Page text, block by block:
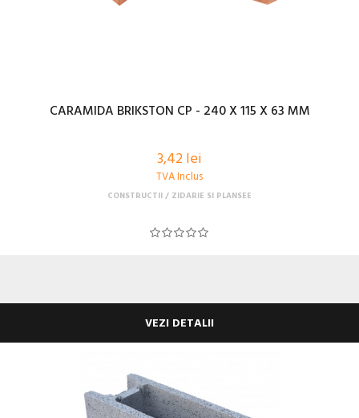
CARAMIDA BRIKSTON CP - 240 X 115 X 63 MM
3,42 lei
TVA Inclus
CONSTRUCTII ZIDARIE SI PLANSEE
VEZI DETALII